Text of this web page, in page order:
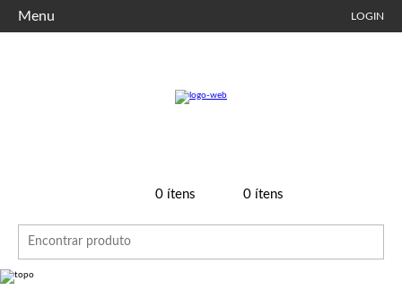
Menu LOGIN
0ítens 0ítens